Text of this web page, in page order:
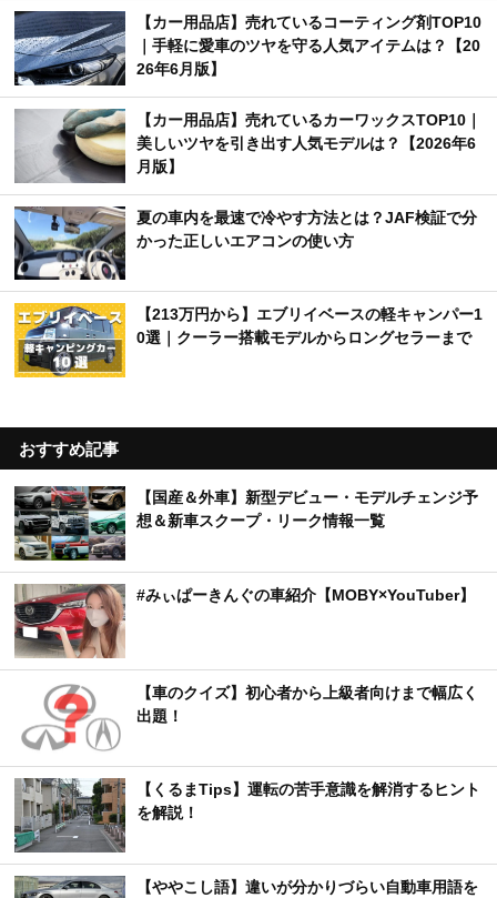
【カー用品店】売れているコーティング剤TOP10
｜手軽に愛車のツヤを守る人気アイテムは？【20
26年6月版】
【カー用品店】売れているカーワックスTOP10｜
美しいツヤを引き出す人気モデルは？【2026年6
月版】
夏の車内を最速で冷やす方法とは？JAF検証で分
かった正しいエアコンの使い方
【213万円から】エブリイベースの軽キャンパー1
0選｜クーラー搭載モデルからロングセラーまで
おすすめ記事
【国産＆外車】新型デビュー・モデルチェンジ予
想＆新車スクープ・リーク情報一覧
#みぃぱーきんぐの車紹介【MOBY×YouTuber】
【車のクイズ】初心者から上級者向けまで幅広く
出題！
【くるまTips】運転の苦手意識を解消するヒント
を解説！
【ややこし語】違いが分かりづらい自動車用語を